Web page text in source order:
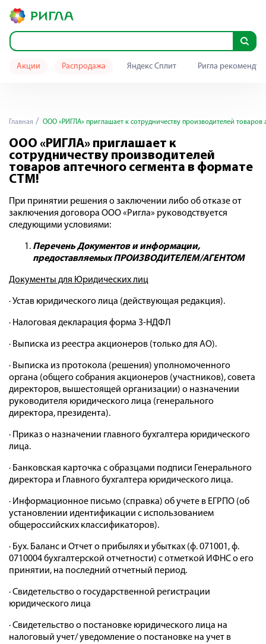
Акции Распродажа Яндекс Сплит Ригла
Главная ООО «РИГЛА» приглашает к сотрудничеству производителей
ООО «РИГЛА» приглашает к
сотрудничеству производителей
товаров аптечного сегмента в формате
СТМ!
При принятии решения о заключении либо об отказе от
заключения договора ООО «Ригла» руководствуется
следующими условиями:
Перечень Документов и информации,
предоставляемых ПРОИЗВОДИТЕЛЕМ/АГЕНТОМ
Документы для Юридических лиц
· Устав юридического лица (действующая редакция).
· Налоговая декларация форма 3-НДФЛ
· Выписка из реестра акционеров (только для АО).
· Выписка из протокола (решения) уполномоченного
органа (общего собрания акционеров (участников), совета
директоров, вышестоящей организации) о назначении
руководителя юридического лица (генерального
директора, президента).
· Приказ о назначении главного бухгалтера юридического
лица.
· Банковская карточка с образцами подписи Генерального
директора и Главного бухгалтера юридического лица.
· Информационное письмо (справка) об учете в ЕГРПО (об
установлении идентификации с использованием
общероссийских классификаторов).
· Бух. Баланс и Отчет о прибылях и убытках (ф. 071001, ф.
0710004 бухгалтерской отчетности) с отметкой ИФНС о его
принятии, на последний отчетный период.
· Свидетельство о государственной регистрации
юридического лица
· Свидетельство о постановке юридического лица на
налоговый учет/ уведомление о постановке на учет в